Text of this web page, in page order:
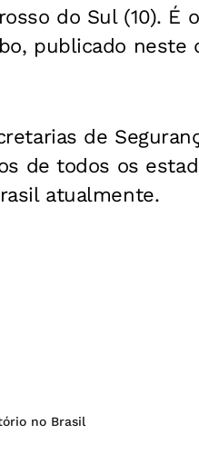
do Sul (10). É
publicado neste
de
de todos os
atualmente.
no Brasil